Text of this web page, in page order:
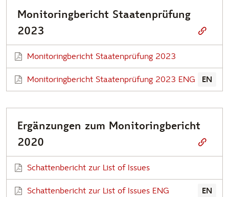
Monitoringbericht Staatenprüfung
2023
Monitoringbericht Staatenprüfung 2023
Monitoringbericht Staatenprüfung 2023 ENG EN
Ergänzungen zum Monitoringbericht
2020
Schattenbericht zur List of Issues
Schattenbericht zur List of Issues ENG EN